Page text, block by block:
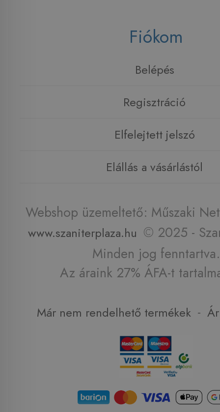
Fiókom
Belépés
Regisztráció
Elfelejtett jelszó
Elállás a vásárlástól
Webshop üzemeltető: Műszaki
www.szaniterplaza.hu © 2025 -
Minden jog fenntartva.
Az áraink 27% ÁFA-t
Már nem rendelhető termékek -